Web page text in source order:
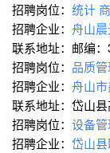
招聘岗位： 统计
招聘企业： 舟山
联系地址：邮编：
招聘岗位： 品质
招聘企业： 舟山
联系地址：岱山
招聘岗位： 设备管
招聘企业： 岱山